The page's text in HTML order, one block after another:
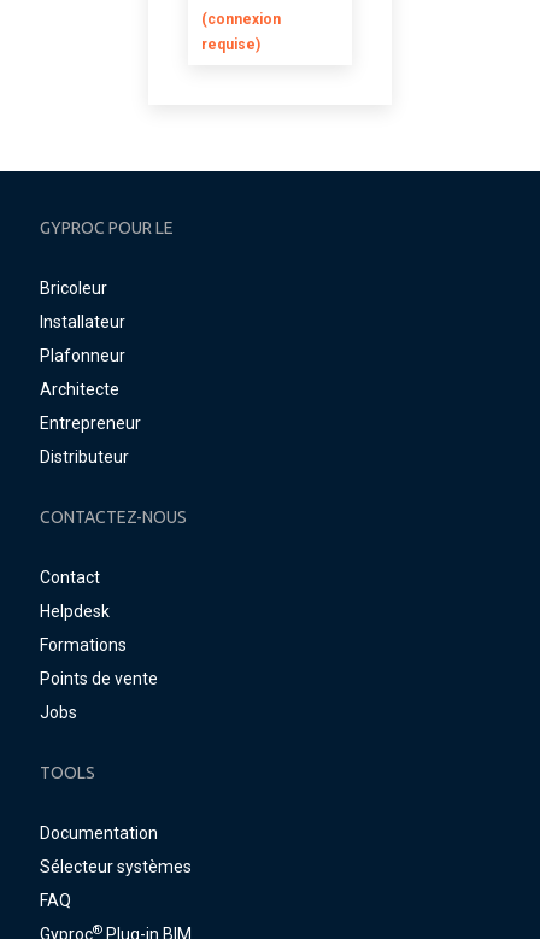
(connexion
requise)
GYPROC POUR LE
Bricoleur
Installateur
Plafonneur
Architecte
Entrepreneur
Distributeur
CONTACTEZ-NOUS
Contact
Helpdesk
Formations
Points de vente
Jobs
TOOLS
Documentation
Sélecteur systèmes
FAQ
Gyproc® Plug-in BIM